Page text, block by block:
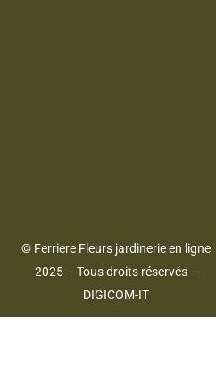
© Ferriere Fleurs jardinerie en ligne
2025 – Tous droits réservés –
DIGICOM-IT